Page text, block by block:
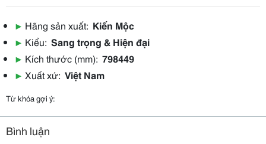
▶ Hãng sản xuất: Kiến Mộc
▶ Kiểu: Sang trọng & Hiện đại
▶ Kích thước (mm): 798449
▶ Xuất xứ: Việt Nam
Từ khóa gợi ý:
Bình luận